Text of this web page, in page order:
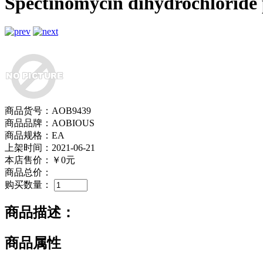
商品货号：AOB9439
商品品牌：AOBIOUS
商品规格：EA
上架时间：2021-06-21
本店售价：
￥0元
商品总价：
购买数量：
商品描述：
商品属性